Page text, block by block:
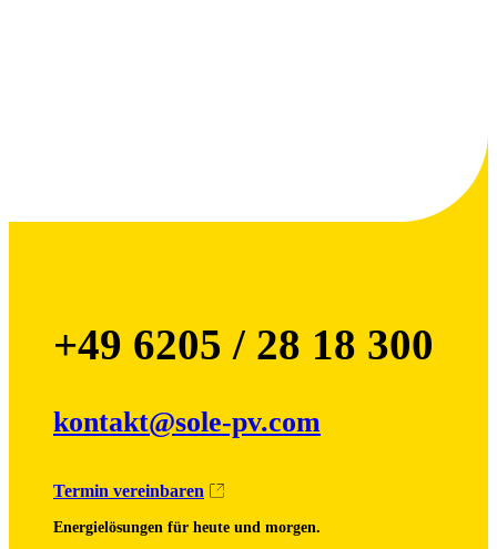
+49 6205 / 28 18 300
kontakt@sole-pv.com
Termin vereinbaren
Energielösungen für heute und morgen.